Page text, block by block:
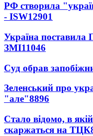
РФ створила
- ISW12901
Україна поставила
ЗМІ11046
Суд обрав
Зеленський про
"але"8896
Стало відомо, в
скаржаться на ТЦК